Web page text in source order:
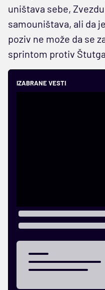
uništava sebe,
samouništava, ali da
poziv ne može da se
sprintom protiv
IZABRANE VESTI